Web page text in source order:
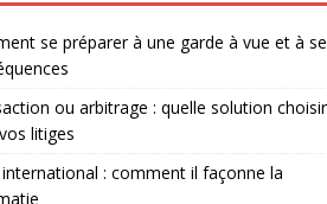
se préparer à une garde à vue et à
ou arbitrage : quelle solution choisir
litiges
: comment il façonne la